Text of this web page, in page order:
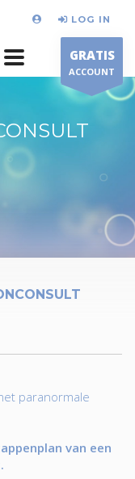
LOG IN
GRATIS
ACCOUNT
paranormale
van een